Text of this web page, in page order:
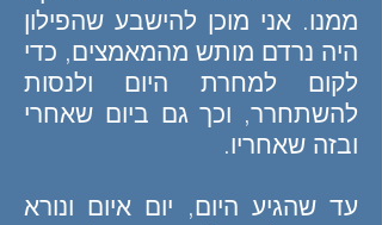
ממנו. אני מוכן להישבע שהפילון
היה נרדם מותש מהמאמצים, כדי
לקום למחרת היום ולנסות
להשתחרר, וכך גם ביום שאחרי
ובזה שאחריו.
עד שהגיע היום, יום איום ונורא